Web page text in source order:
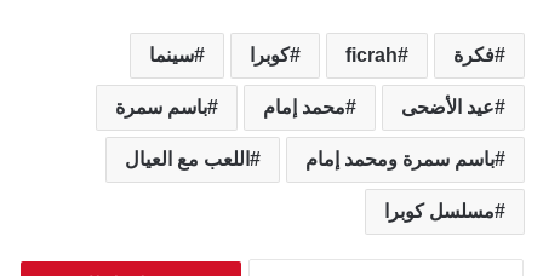
فكرة ficrah كوبرا سينما
عيد الأضحى محمد إمام باسم سمرة
باسم سمرة ومحمد إمام اللعب مع العيال
مسلسل كوبرا